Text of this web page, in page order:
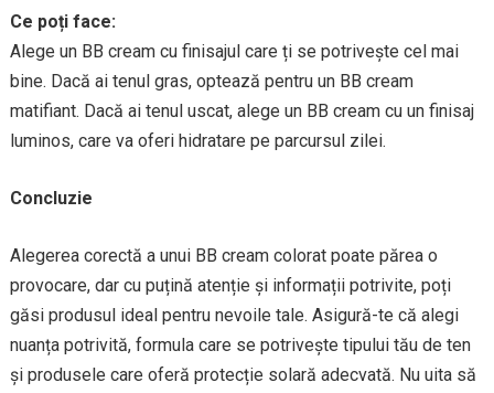
Ce poți face:
Alege un BB cream cu finisajul care ți se potrivește cel mai
bine. Dacă ai tenul gras, optează pentru un BB cream
matifiant. Dacă ai tenul uscat, alege un BB cream cu un finisaj
luminos, care va oferi hidratare pe parcursul zilei.
Concluzie
Alegerea corectă a unui BB cream colorat poate părea o
provocare, dar cu puțină atenție și informații potrivite, poți
găsi produsul ideal pentru nevoile tale. Asigură-te că alegi
nuanța potrivită, formula care se potrivește tipului tău de ten
și produsele care oferă protecție solară adecvată. Nu uita să